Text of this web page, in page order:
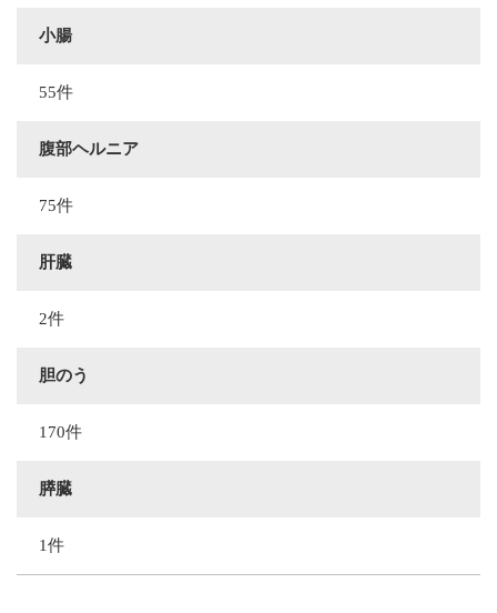
小腸
55件
腹部ヘルニア
75件
肝臓
2件
胆のう
170件
膵臓
1件